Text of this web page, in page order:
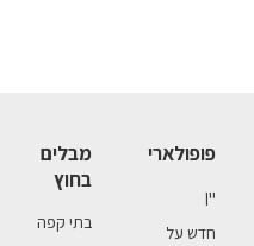
פופולארי
יין
חדש על
מבלים
בחוץ
בתי קפה